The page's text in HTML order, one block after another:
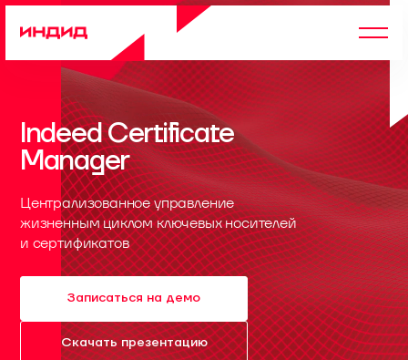
Indeed Certificate
Manager
Централизованное управление
жизненным циклом ключевых носителей
и сертификатов
Записаться на демо
Скачать презентацию